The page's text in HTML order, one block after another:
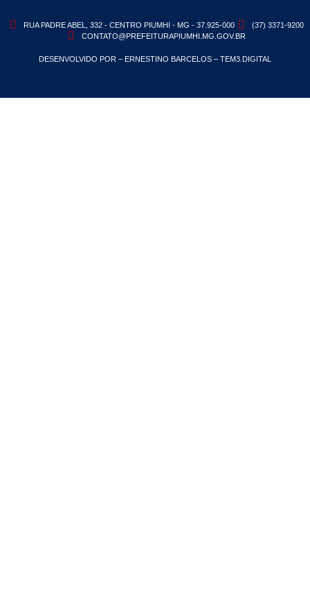
RUA PADRE ABEL, 332 - CENTRO PIUMHI - MG - 37.925-000
(37) 3371-9200
CONTATO@PREFEITURAPIUMHI.MG.GOV.BR
DESENVOLVIDO POR – ERNESTINO BARCELOS – TEM3.DIGITAL